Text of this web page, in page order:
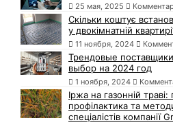
25 мая, 2025
Скільки коштує
у двокімнатній
11 ноября, 2024
Трендовые
выбор на 2024 год
1 ноября, 2024
Іржа на газонній
профілактика та
спеціалістів компанії